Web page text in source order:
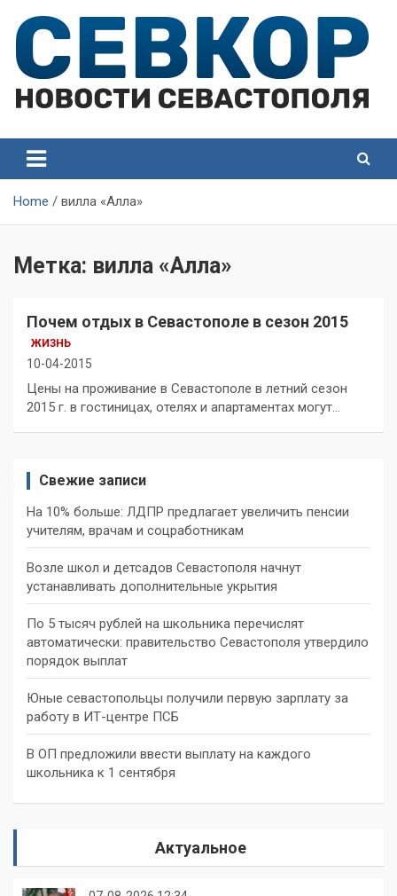
content
Севастополя
Севастополя
Home вилла «Алла»
Метка: вилла «Алла»
Почем отдых в Севастополе в сезон 2015
ЖИЗНЬ
10-04-2015
Цены на проживание в Севастополе в летний сезон
2015 г. в гостиницах, отелях и апартаментах могут…
Свежие записи
На 10% больше: ЛДПР предлагает увеличить пенсии
учителям, врачам и соцработникам
Возле школ и детсадов Севастополя начнут
устанавливать дополнительные укрытия
По 5 тысяч рублей на школьника перечислят
автоматически: правительство Севастополя утвердило
порядок выплат
Юные севастопольцы получили первую зарплату за
работу в ИТ-центре ПСБ
В ОП предложили ввести выплату на каждого
школьника к 1 сентября
Актуальное